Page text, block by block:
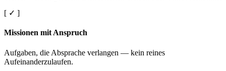
[ ✓ ]
Missionen mit Anspruch
Aufgaben, die Absprache verlangen — kein reines
Aufeinanderzulaufen.